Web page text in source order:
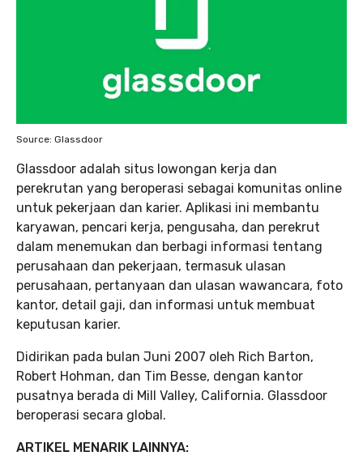
Source: Glassdoor
Glassdoor adalah situs lowongan kerja dan
perekrutan yang beroperasi sebagai komunitas online
untuk pekerjaan dan karier. Aplikasi ini membantu
karyawan, pencari kerja, pengusaha, dan perekrut
dalam menemukan dan berbagi informasi tentang
perusahaan dan pekerjaan, termasuk ulasan
perusahaan, pertanyaan dan ulasan wawancara, foto
kantor, detail gaji, dan informasi untuk membuat
keputusan karier.
Didirikan pada bulan Juni 2007 oleh Rich Barton,
Robert Hohman, dan Tim Besse, dengan kantor
pusatnya berada di Mill Valley, California. Glassdoor
beroperasi secara global.
ARTIKEL MENARIK LAINNYA: